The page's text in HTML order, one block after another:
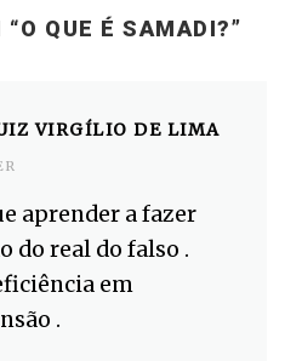
“O QUE É SAMADI?”
VIRGÍLIO DE LIMA
aprender a fazer
do real do falso .
em
.